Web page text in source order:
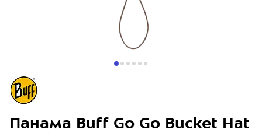
Панама Buff Go Go Bucket Hat